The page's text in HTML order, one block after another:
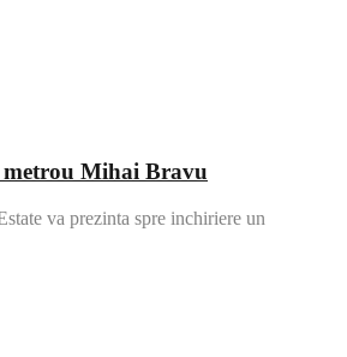
metrou Mihai Bravu
va prezinta spre inchiriere un